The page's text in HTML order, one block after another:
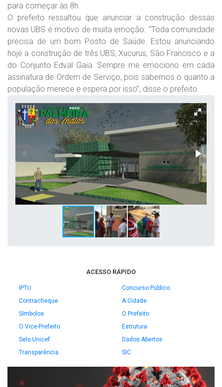
para começar às 8h.
O prefeito ressaltou que anunciar a construção dessas
novas UBS é motivo de muita emoção. “Toda comunidade
precisa de um bom Posto de Saúde. Estou anunciando
hoje a construção de três UBS, Xucurus, São Francisco e a
do Conjunto Edval Gaia. Sempre me emociono em cada
assinatura de Ordem de Serviço, pois sabemos o quanto a
população merece e espera por isso”, disse o prefeito.
ACESSO RÁPIDO
IPTU
Concurso Público
Contracheque
A Cidade
Símbolos
O Prefeito
O Vice-Prefeito
Estrutura
Selo Unicef
Dados Abertos
Transparência
SIC